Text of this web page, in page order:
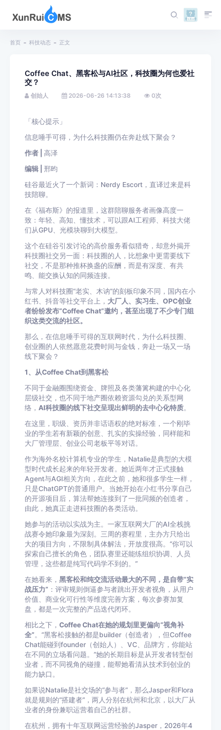
首页 科技动态 正文
Coffee Chat、黑客松与AI社区，科技圈为何也爱社
交？
创始人 2026-06-26 14:13:38 0次
「核心提示」
信息唾手可得，为什么科技圈仍在奔赴线下聚会？
作者 | 高泽
编辑 | 邢昀
硅谷最近火了一个新词：Nerdy Escort，直译过来是科
技陪聊。
在《福布斯》的报道里，这群陪聊服务者画像高度一
致：年轻、高知、懂技术，可以跟AI工程师、科技大佬
们从GPU、光模块聊到大模型。
这个在硅谷引发讨论的高价服务看似猎奇，却意外揭开
科技圈社交另一面：科技圈的人，比想象中更需要线下
社交，不是那种推杯换盏的应酬，而是有深度、有共
鸣、能交换认知的同频连接。
与常人对科技圈“老实、木讷”的刻板印象不同，国内在小
红书、抖音等社交平台上， 大厂人、实习生、OPC创业
者纷纷发布“Coffee Chat”邀约，甚至出现了不少专门组
织这类交流的社区。
那么，在信息唾手可得的互联网时代，为什么科技圈、
创业圈的人依然愿意花费时间与金钱，奔赴一场又一场
线下聚会？
1、从Coffee Chat到黑客松
不同于金融圈围绕资金、牌照及各类藩篱构建的中心化
层级社交，也不同于地产圈依赖资源勾兑的关系型网
络， AI科技圈的线下社交呈现出鲜明的去中心化特质。
在这里，职级、资历并非话语权的绝对标准，一个刚毕
业的学生若有新颖的创意、扎实的实操经验，同样能和
大厂管理层、创业公司老板平等对话。
作为海外名校计算机专业的学生，Natalie是典型的大模
型时代成长起来的年轻开发者。她近两年才正式接触
Agent与AGI相关方向，在此之前，她和很多学生一样，
只是ChatGPT的普通用户。当她开始在小红书分享自己
的开源项目后，算法帮她连接到了一批同频的创造者，
由此，她真正走进科技圈的各类活动。
她参与的活动以实战为主。一家互联网大厂的AI全栈挑
战赛令她印象最为深刻。三周的赛程里，主办方只给出
大的项目方向，不限制具体解法，开放度很高。“你可以
探索自己擅长的角色，团队赛里还能练组织协调、人员
管理，这些都是纯写代码学不到的。”
在她看来， 黑客松和纯交流活动最大的不同，是自带“实
战压力” ：评审规则倒逼参与者跳出开发者视角，从用户
价值、商业化可行性等维度完善方案，每次参赛加复
盘，都是一次完整的产品迭代闭环。
相比之下， Coffee Chat在她的规划里更偏向“视角补
全”。“黑客松接触的都是builder（创造者），但Coffee
Chat能碰到founder（创始人）、VC、品牌方，你能站
在不同的立场看问题。”她的长期目标是从开发者转型创
业者，而不同视角的碰撞，能帮她看清从技术到创业的
能力缺口。
如果说Natalie是社交场的“参与者”，那么Jasper和Flora
就是规则的“搭建者”，两人分别在杭州和北京，以大厂从
业者的身份兼职运营着自己的社群。
在杭州，拥有十年互联网运营经验的Jasper，2026年4